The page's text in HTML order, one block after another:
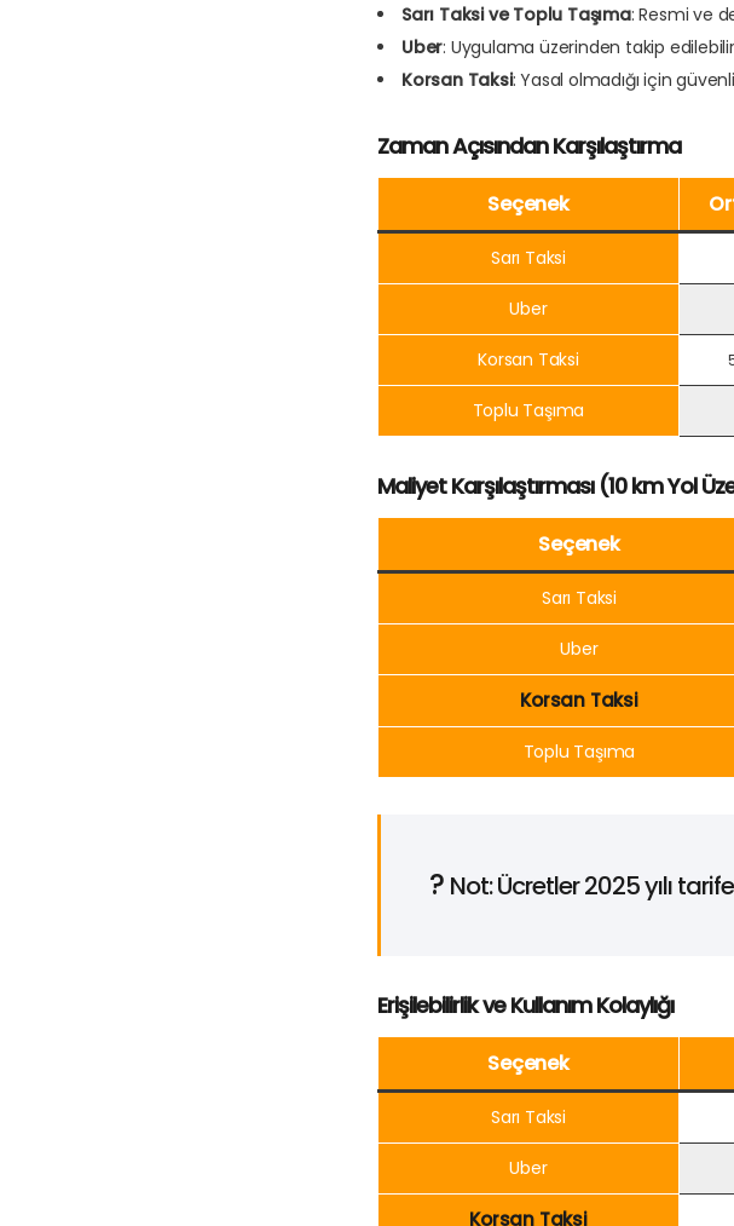
Sarı Taksi ve Toplu Taşıma: Resmi ve
Uber: Uygulama üzerinden takip
Korsan Taksi: Yasal olmadığı için
Zaman Açısından Karşılaştırma
Seçenek
Sarı Taksi
Uber
Korsan Taksi
Toplu Taşıma
Maliyet Karşılaştırması (10 km Yol
Seçenek
Sarı Taksi
Uber
Korsan Taksi
Toplu Taşıma
? Not: Ücretler 2025 yılı
Erişilebilirlik ve Kullanım Kolaylığı
Seçenek
Sarı Taksi
Uber
Korsan Taksi